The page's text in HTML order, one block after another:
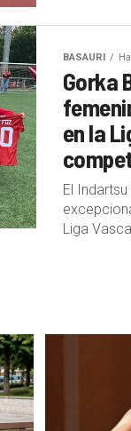
BASAURI
Gorka
en la
El
Liga